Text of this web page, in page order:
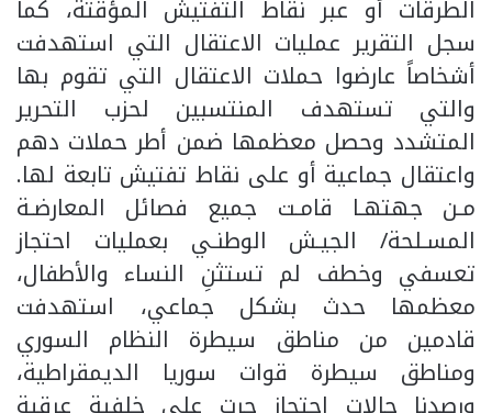
الطرقات أو عبر نقاط التفتيش المؤقتة، كما
سجل التقرير عمليات الاعتقال التي استهدفت
أشخاصاً عارضوا حملات الاعتقال التي تقوم بها
والتي تستهدف المنتسبين لحزب التحرير
المتشدد وحصل معظمها ضمن أطر حملات دهم
واعتقال جماعية أو على نقاط تفتيش تابعة لها.
مـن جهتهـا قامـت جميع فصائل المعارضـة
المسـلحة/ الجيـش الوطنـي بعمليات احتجاز
تعسفي وخطف لم تستثنِ النساء والأطفال،
معظمها حدث بشكل جماعي، استهدفت
قادمين من مناطق سيطرة النظام السوري
ومناطق سيطرة قوات سوريا الديمقراطية،